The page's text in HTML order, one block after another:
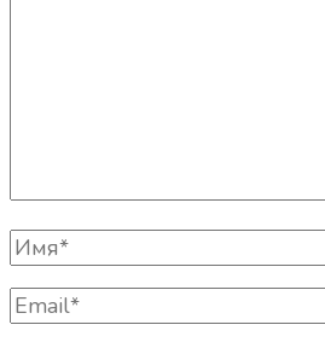
Полное
Имя
Email